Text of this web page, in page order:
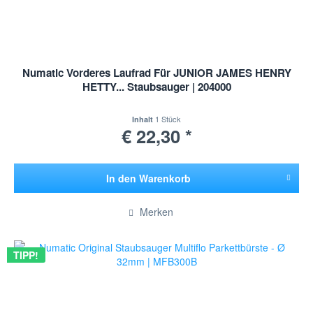
Numatic Vorderes Laufrad Für JUNIOR JAMES HENRY
HETTY... Staubsauger | 204000
Inhalt 1 Stück
€ 22,30 *
In den Warenkorb
Hinzugefügt
Merken
TIPP!